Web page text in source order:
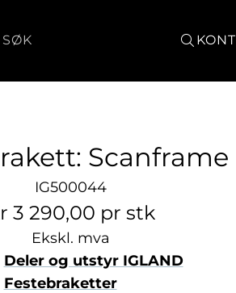
Søk
Scanframe
IG500044
3 290,00 pr stk
Ekskl. mva
Deler og utstyr IGLAND
Festebraketter